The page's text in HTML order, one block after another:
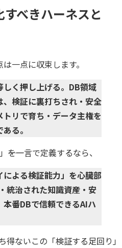
べきハーネスと
一点に収束します。
く押し上げる。DB領域
検証に裏打ちされ・安全
リで育ち・データ主権を
る。
を一言で定義するなら、
による検証能力」を心臓部
統治された知識資産・安
番DBで信頼できるAIハ
得ないこの「検証する足回り」